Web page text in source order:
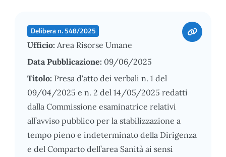
Delibera n. 548/2025
Ufficio: Area Risorse Umane
Data Pubblicazione: 09/06/2025
Titolo: Presa d'atto dei verbali n. 1 del
09/04/2025 e n. 2 del 14/05/2025 redatti
dalla Commissione esaminatrice relativi
all’avviso pubblico per la stabilizzazione a
tempo pieno e indeterminato della Dirigenza
e del Comparto dell’area Sanità ai sensi